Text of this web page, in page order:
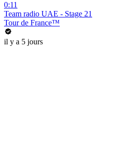
0:11
Team radio UAE - Stage 21
Tour de France™
il y a 5 jours